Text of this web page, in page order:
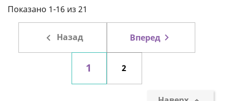
Показано 1-16 из 21
 Назад
1 2
Вперед